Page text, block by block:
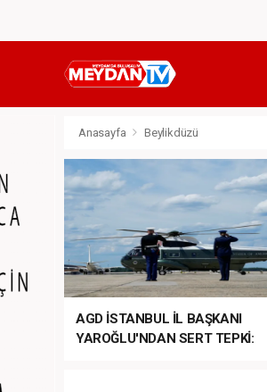
Anasayfa Beylikdüzü
AGD İSTANBUL İL BAŞKANI
YAROĞLU'NDAN SERT TEPKİ: